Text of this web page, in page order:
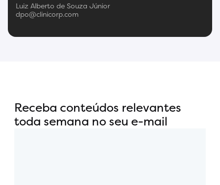
Luiz Alberto de Souza Júnior
dpo@clinicorp.com
Receba conteúdos relevantes
toda semana no seu e-mail